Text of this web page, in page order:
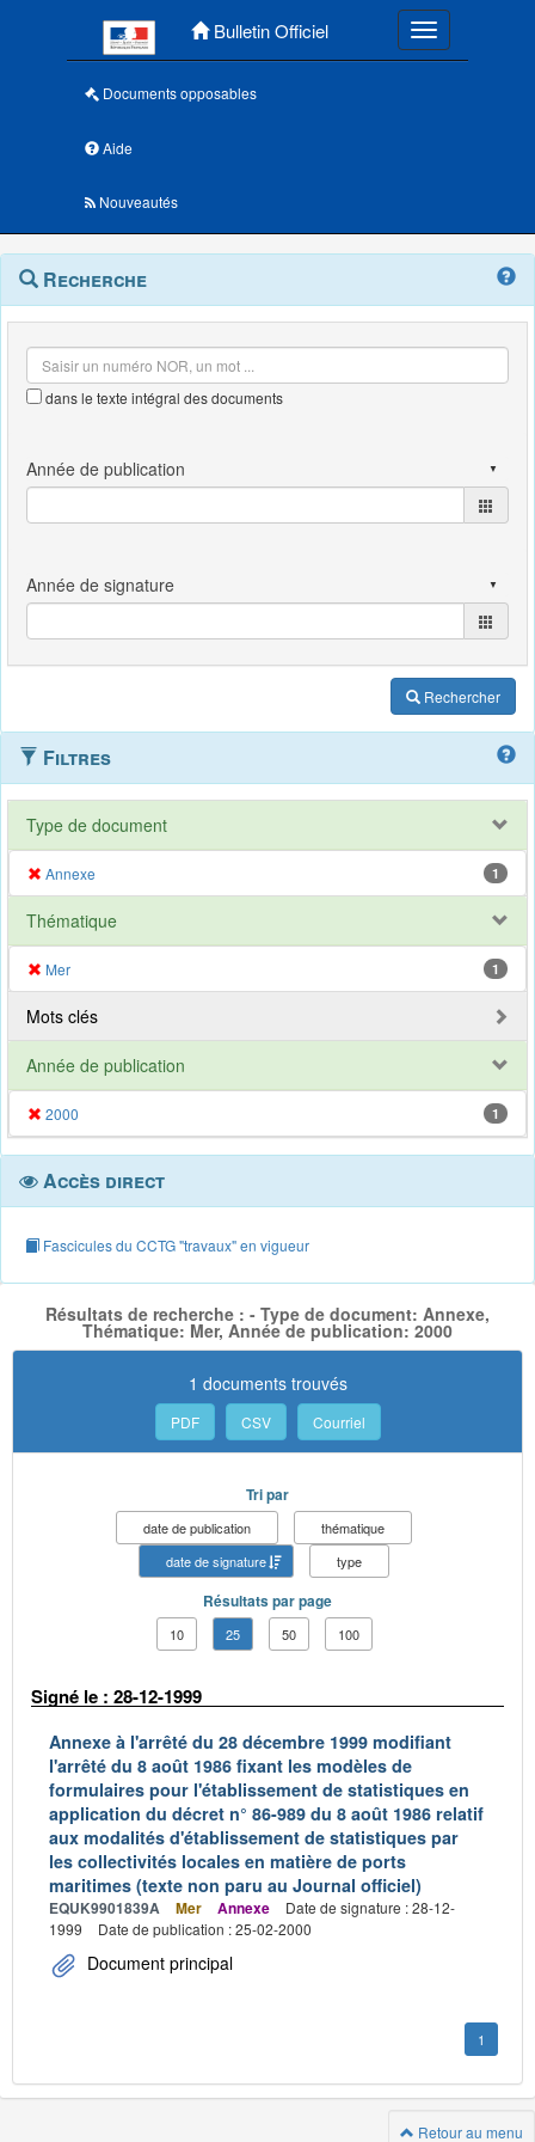
Bulletin Officiel Toggle
Documents opposables
Aide
Nouveautés
Navigation
outils
Menu
contextuel
Recherche
dans le texte intégral des documents
Rechercher
Filtres
Type de document
Annexe 1
Thématique
Mer 1
Mots clés
Année de publication
2000 1
Accès direct
Fascicules du CCTG "travaux" en vigueur
Résultats de recherche : - Type de document: Annexe,
Thématique: Mer, Année de publication: 2000
1 documents trouvés
PDF CSV Courriel
Tri par
date de publication
thématique
date de signature
type
Résultats par page
10 25 50 100
Signé le : 28-12-1999
Annexe à l'arrêté du 28 décembre 1999 modifiant
l'arrêté du 8 août 1986 fixant les modèles de
formulaires pour l'établissement de statistiques en
application du décret n° 86-989 du 8 août 1986 relatif
aux modalités d'établissement de statistiques par
les collectivités locales en matière de ports
maritimes (texte non paru au Journal officiel)
EQUK9901839A Mer Annexe
Date de signature : 28-12-
1999
Date de publication : 25-02-2000
Document principal
1
Retour au menu